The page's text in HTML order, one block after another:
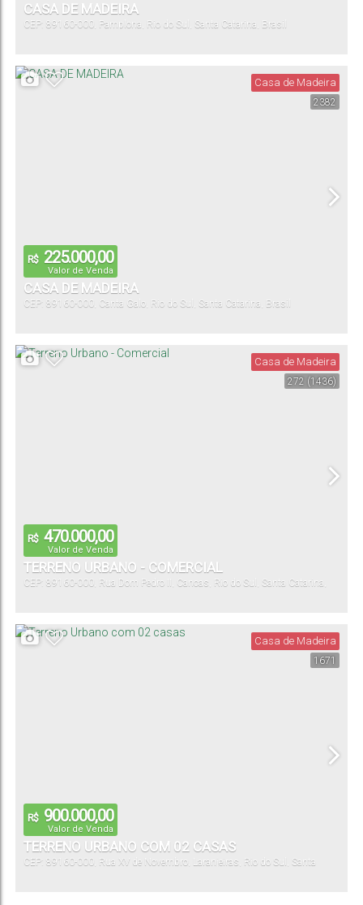
CASA DE MADEIRA
CEP: 89160-000 Pamplona Rio do Sul Santa Catarina Brasil
2382
Casa de Madeira
R$ 225.000,00
Valor de Venda
CASA DE MADEIRA
CEP: 89160-000 Canta Galo Rio do Sul Santa Catarina Brasil
272 (1436)
Casa de Madeira
R$ 470.000,00
Valor de Venda
TERRENO URBANO - COMERCIAL
CEP: 89160-000 Rua Dom Pedro II Canoas Rio do Sul Santa Catarina
1671
Casa de Madeira
R$ 900.000,00
Valor de Venda
TERRENO URBANO COM 02 CASAS
CEP: 89160-000 Rua XV de Novembro Laranjeiras Rio do Sul
Santa